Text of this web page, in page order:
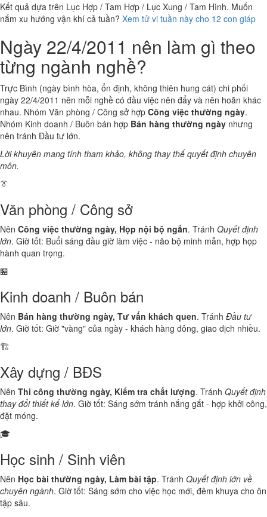
Kết quả dựa trên Lục Hợp / Tam Hợp / Lục Xung / Tam Hình. Muốn
nắm xu hướng vận khí cả tuần? Xem tử vi tuần này cho 12 con giáp
Ngày 22/4/2011 nên làm gì theo
từng ngành nghề?
Trực Bình (ngày bình hòa, ổn định, không thiên hung cát) chi phối
ngày 22/4/2011 nên mỗi nghề có đầu việc nên đẩy và nên hoãn khác
nhau. Nhóm Văn phòng / Công sở hợp Công việc thường ngày.
Nhóm Kinh doanh / Buôn bán hợp Bán hàng thường ngày nhưng
nên tránh Đầu tư lớn.
Lời khuyên mang tính tham khảo, không thay thế quyết định chuyên
môn.
👔
Văn phòng / Công sở
Nên Công việc thường ngày, Họp nội bộ ngắn. Tránh Quyết định
lớn. Giờ tốt: Buổi sáng đầu giờ làm việc - não bộ minh mẫn, hợp họp
hành quan trọng.
🏪
Kinh doanh / Buôn bán
Nên Bán hàng thường ngày, Tư vấn khách quen. Tránh Đầu tư
lớn. Giờ tốt: Giờ "vàng" của ngày - khách hàng đông, giao dịch nhiều.
🏗️
Xây dựng / BĐS
Nên Thi công thường ngày, Kiểm tra chất lượng. Tránh Quyết định
thay đổi thiết kế lớn. Giờ tốt: Sáng sớm tránh nắng gắt - hợp khởi công,
đặt móng.
🎓
Học sinh / Sinh viên
Nên Học bài thường ngày, Làm bài tập. Tránh Quyết định lớn về
chuyên ngành. Giờ tốt: Sáng sớm cho việc học mới, đêm khuya cho ôn
tập sâu.